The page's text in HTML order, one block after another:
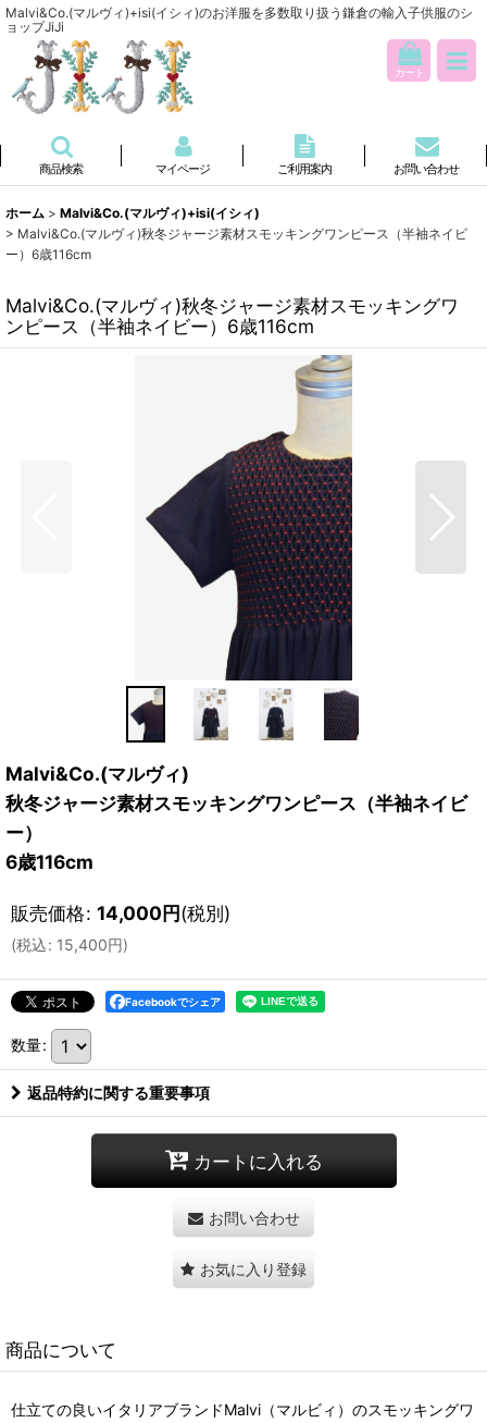
Malvi&Co.(マルヴィ)+isi(イシィ)のお洋服を多数取り扱う鎌倉の輸入子供服のシ
ョップJiJi
カート
商品検索 マイページ ご利用案内 お問い合わせ
ホーム > Malvi&Co.(マルヴィ)+isi(イシィ)
> Malvi&Co.(マルヴィ)秋冬ジャージ素材スモッキングワンピース（半袖ネイビ
ー）6歳116cm
Malvi&Co.(マルヴィ)秋冬ジャージ素材スモッキングワ
ンピース（半袖ネイビー）6歳116cm
Malvi&Co.(マルヴィ)
秋冬ジャージ素材スモッキングワンピース（半袖ネイビ
ー）
6歳116cm
販売価格: 14,000円(税別)
(税込: 15,400円)
Facebookでシェア
数量:
返品特約に関する重要事項
カートに入れる
お問い合わせ
お気に入り登録
商品について
仕立ての良いイタリアブランドMalvi（マルビィ）のスモッキングワ